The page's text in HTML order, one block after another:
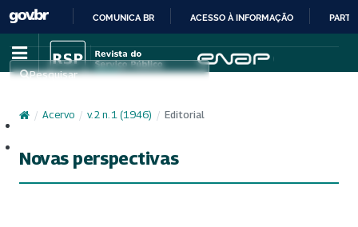
IR
PARA
CONTEÚDO
COMUNICA BR ACESSO À INFORMAÇÃO
Pesquisar
/ Acervo / v. 2 n. 1 (1946) / Editorial
Novas perspectivas